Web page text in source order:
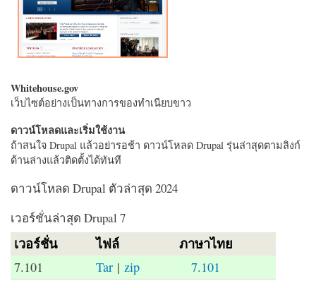
Whitehouse.gov
เว็บไซต์อย่างเป็นทางการของทำเนียบขาว
ดาวน์โหลดและเริ่มใช้งาน
ถ้าสนใจ Drupal แล้วอย่ารอช้า ดาวน์โหลด Drupal รุ่นล่าสุดตามลิงก์
ด้านล่างแล้วติดตั้งได้ทันที
ดาวน์โหลด Drupal ตัวล่าสุด 2024
เวอร์ชั่นล่าสุด Drupal 7
เวอร์ชั่น ไฟล์ ภาษาไทย
7.101 Tar |zip 7.101